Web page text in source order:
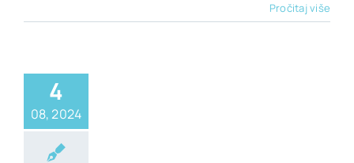
Pročitaj više
4
08, 2024
za copywriting